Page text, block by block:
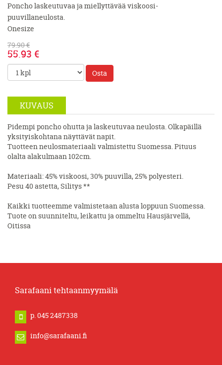
Poncho laskeutuvaa ja miellyttävää viskoosi-
puuvillaneulosta.
Onesize
79.90 €
55.93 €
Osta
KUVAUS
Pidempi poncho ohutta ja laskeutuvaa neulosta. Olkapäillä
yksityiskohtana näyttävät napit.
Tuotteen neulosmateriaali valmistettu Suomessa. Pituus
olalta alakulmaan 102cm.
Materiaali: 45% viskoosi, 30% puuvilla, 25% polyesteri.
Pesu 40 astetta, Silitys **
Kaikki tuotteemme valmistetaan alusta loppuun Suomessa.
Tuote on suunniteltu, leikattu ja ommeltu Hausjärvellä,
Oitissa
Sarafaani tehtaanmyymälä
p. 045 2487338
info@sarafaani.fi